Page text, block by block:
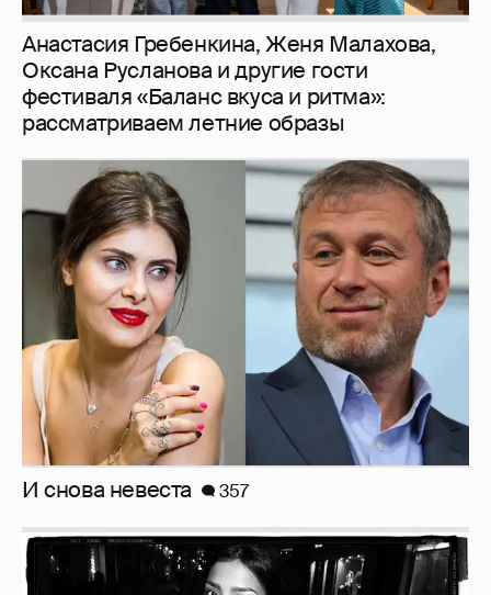
И снова невеста 357
Рублёвские дочки 187